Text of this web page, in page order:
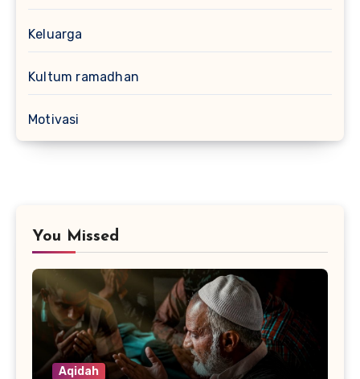
Keluarga
Kultum ramadhan
Motivasi
You Missed
Aqidah